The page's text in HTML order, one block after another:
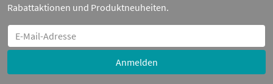
Rabattaktionen und Produktneuheiten.
Anmelden